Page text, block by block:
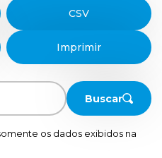
CSV
Imprimir
Buscar
os dados exibidos na